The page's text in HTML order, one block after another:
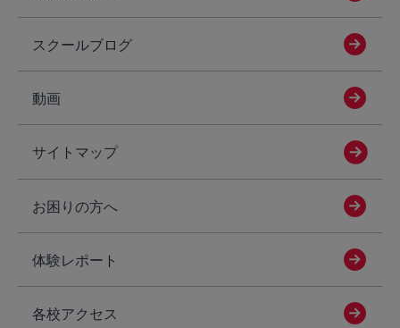
スクールブログ
動画
サイトマップ
お困りの方へ
体験レポート
各校アクセス